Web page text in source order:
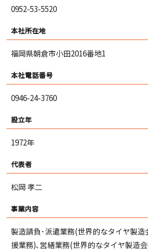
0952-53-5520
本社所在地
福岡県朝倉市小田2016番地1
本社電話番号
0946-24-3760
設立年
1972年
代表者
松岡 孝二
事業内容
製造請負･派遣業務(世界的なタイヤ製造
援業務)､営繕業務(世界的なタイヤ製造